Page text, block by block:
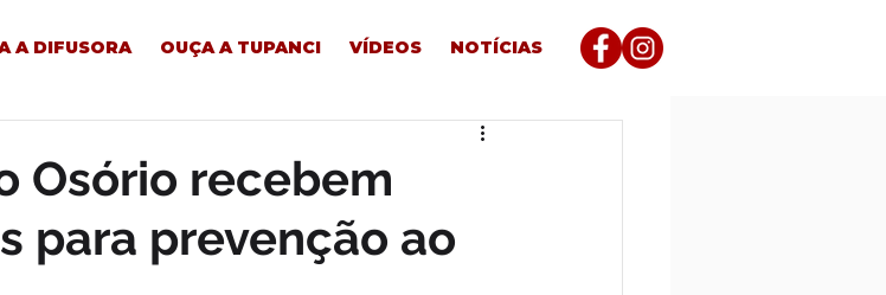
A DIFUSORA OUÇA A TUPANCI VÍDEOS NOTÍCIAS
Osório recebem
para prevenção ao